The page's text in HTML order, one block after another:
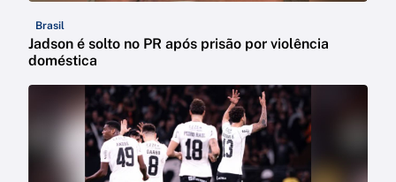
Brasil
Jadson é solto no PR após prisão por violência
doméstica